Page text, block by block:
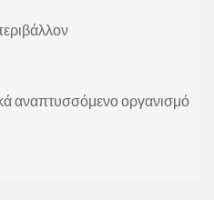
αναπτυσσόμενο οργανισμό